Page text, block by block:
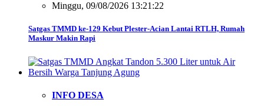
Minggu, 09/08/2026 13:21:22
Satgas TMMD ke-129 Kebut Plester-Acian Lantai RTLH, Rumah
Maskur Makin Rapi
INFO DESA